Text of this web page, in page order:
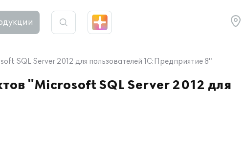
SQL Server 2012 для пользователей 1С:Предприятие 8"
"Microsoft SQL Server 2012 для